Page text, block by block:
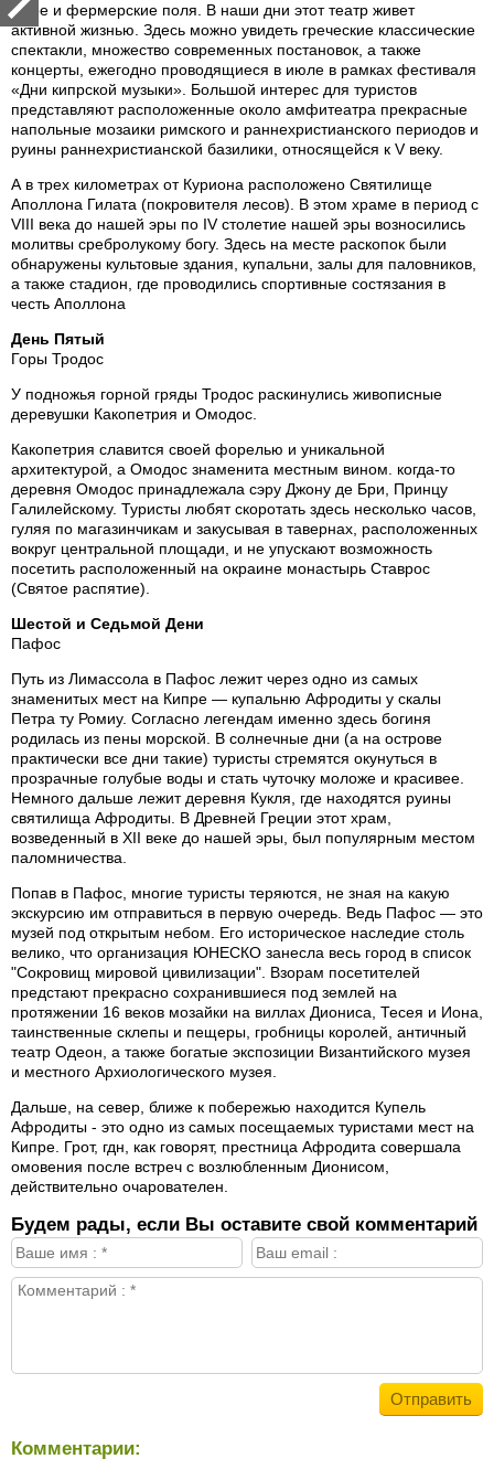
море и фермерские поля. В наши дни этот театр живет
активной жизнью. Здесь можно увидеть греческие классические
спектакли, множество современных постановок, а также
концерты, ежегодно проводящиеся в июле в рамках фестиваля
«Дни кипрской музыки». Большой интерес для туристов
представляют расположенные около амфитеатра прекрасные
напольные мозаики римского и раннехристианского периодов и
руины раннехристианской базилики, относящейся к V веку.
А в трех километрах от Куриона расположено Святилище
Аполлона Гилата (покровителя лесов). В этом храме в период с
VIII века до нашей эры по IV столетие нашей эры возносились
молитвы сребролукому богу. Здесь на месте раскопок были
обнаружены культовые здания, купальни, залы для паловников,
а также стадион, где проводились спортивные состязания в
честь Аполлона
День Пятый
Горы Тродос
У подножья горной гряды Тродос раскинулись живописные
деревушки Какопетрия и Омодос.
Какопетрия славится своей форелью и уникальной
архитектурой, а Омодос знаменита местным вином. когда-то
деревня Омодос принадлежала сэру Джону де Бри, Принцу
Галилейскому. Туристы любят скоротать здесь несколько часов,
гуляя по магазинчикам и закусывая в тавернах, расположенных
вокруг центральной площади, и не упускают возможность
посетить расположенный на окраине монастырь Ставрос
(Святое распятие).
Шестой и Седьмой Дени
Пафос
Путь из Лимассола в Пафос лежит через одно из самых
знаменитых мест на Кипре — купальню Афродиты у скалы
Петра ту Ромиу. Согласно легендам именно здесь богиня
родилась из пены морской. В солнечные дни (а на острове
практически все дни такие) туристы стремятся окунуться в
прозрачные голубые воды и стать чуточку моложе и красивее.
Немного дальше лежит деревня Кукля, где находятся руины
святилища Афродиты. В Древней Греции этот храм,
возведенный в XII веке до нашей эры, был популярным местом
паломничества.
Попав в Пафос, многие туристы теряются, не зная на какую
экскурсию им отправиться в первую очередь. Ведь Пафос — это
музей под открытым небом. Его историческое наследие столь
велико, что организация ЮНЕСКО занесла весь город в список
"Сокровищ мировой цивилизации". Взорам посетителей
предстают прекрасно сохранившиеся под землей на
протяжении 16 веков мозайки на виллах Диониса, Тесея и Иона,
таинственные склепы и пещеры, гробницы королей, античный
театр Одеон, а также богатые экспозиции Византийского музея
и местного Архиологического музея.
Дальше, на север, ближе к побережью находится Купель
Афродиты - это одно из самых посещаемых туристами мест на
Кипре. Грот, гдн, как говорят, престница Афродита совершала
омовения после встреч с возлюбленным Дионисом,
действительно очарователен.
Будем рады, если Вы оставите свой комментарий
Комментарии: